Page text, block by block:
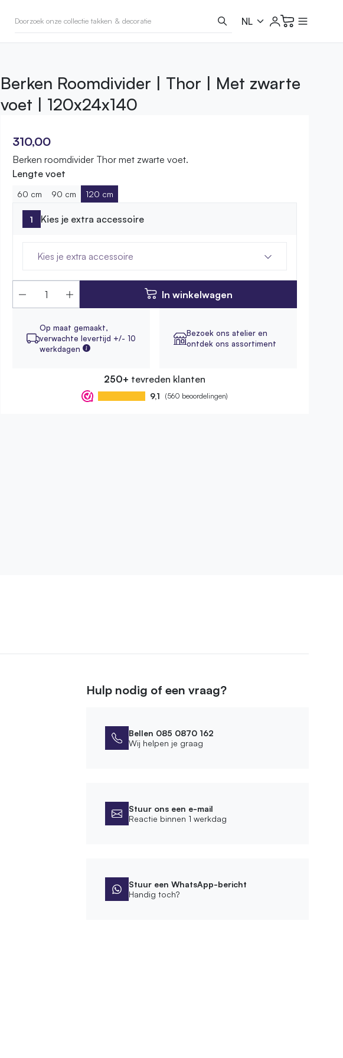
Berken Roomdivider | Thor | Met zwarte
voet | 120x24x140
310,00
Berken roomdivider Thor met zwarte voet.
Lengte voet
60 cm 90 cm 120 cm
Kies je extra accessoire
Kies je extra accessoire
In winkelwagen
Op maat gemaakt,
verwachte levertijd +/- 10
werkdagen
Bezoek ons atelier en
ontdek ons assortiment
250+ tevreden klanten
9,1 (560 beoordelingen)
Hulp nodig of een vraag?
Bellen 085 0870 162
Wij helpen je graag
Stuur ons een e-mail
Reactie binnen 1 werkdag
Stuur een WhatsApp-bericht
Handig toch?